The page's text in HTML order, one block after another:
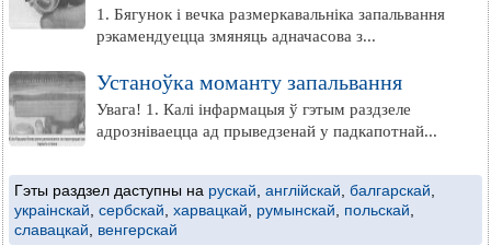
1. Бягунок і вечка размеркавальніка запальвання
рэкамендуецца змяняць адначасова з...
Устаноўка моманту запальвання
Увага! 1. Калі інфармацыя ў гэтым раздзеле
адрозніваецца ад прыведзенай у падкапотнай...
Гэты раздзел даступны на рускай англійскай балгарскай
украінскай сербскай харвацкай румынскай польскай
славацкай
венгерскай